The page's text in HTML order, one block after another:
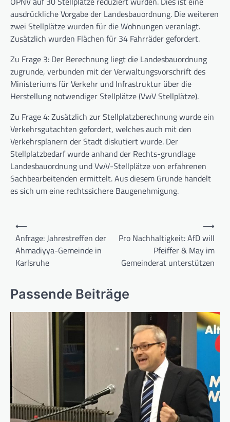
ausdrückliche Vorgabe der Landesbauordnung. Die weiteren
zwei Stellplätze wurden für die Wohnungen veranlagt.
Zusätzlich wurden Flächen für 34 Fahrräder gefordert.
Zu Frage 3: Der Berechnung liegt die Landesbauordnung
zugrunde, verbunden mit der Verwaltungsvorschrift des
Ministeriums für Verkehr und Infrastruktur über die
Herstellung notwendiger Stellplätze (VwV Stellplätze).
Zu Frage 4: Zusätzlich zur Stellplatzberechnung wurde ein
Verkehrsgutachten gefordert, welches auch mit den
Verkehrsplanern der Stadt diskutiert wurde. Der
Stellplatzbedarf wurde anhand der Rechts-grundlage
Landesbauordnung und VwV-Stellplätze von erfahrenen
Sachbearbeitenden ermittelt. Aus diesem Grunde handelt
es sich um eine rechtssichere Baugenehmigung.
Beitragsnavigation
⟵
Anfrage: Jahrestreffen der
Ahmadiyya-Gemeinde in
Karlsruhe
Pro Nachhaltigkeit: AfD will
Pfeiffer & May im
Gemeinderat unterstützen
⟶
Passende Beiträge